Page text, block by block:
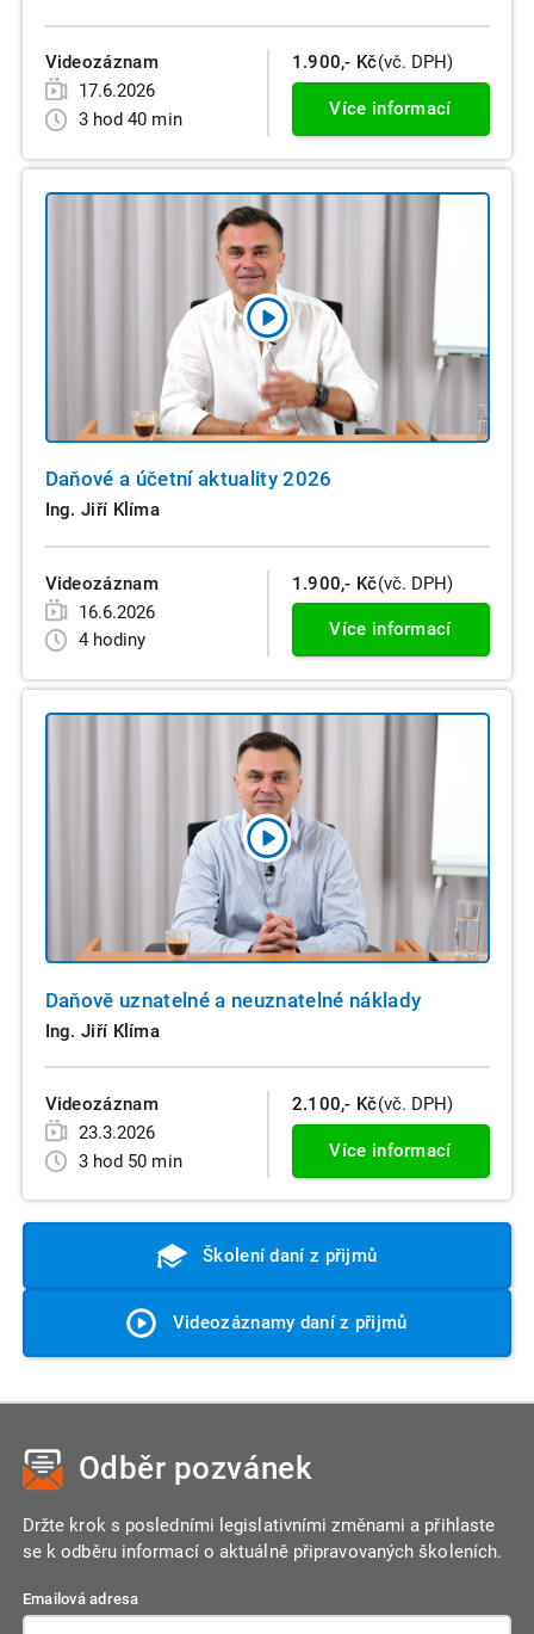
Videozáznam
17.6.2026
3 hod 40 min
1.900,- Kč(vč. DPH)
Více informací
Daňové a účetní aktuality 2026
Ing. Jiří Klíma
Videozáznam
16.6.2026
4 hodiny
1.900,- Kč(vč. DPH)
Více informací
Daňově uznatelné a neuznatelné náklady
Ing. Jiří Klíma
Videozáznam
23.3.2026
3 hod 50 min
2.100,- Kč(vč. DPH)
Více informací
Školení daní z přijmů
Videozáznamy daní z přijmů
Odběr pozvánek
Držte krok s posledními legislativními změnami a přihlaste
se k odběru informací o aktuálně připravovaných školeních.
Emailová adresa